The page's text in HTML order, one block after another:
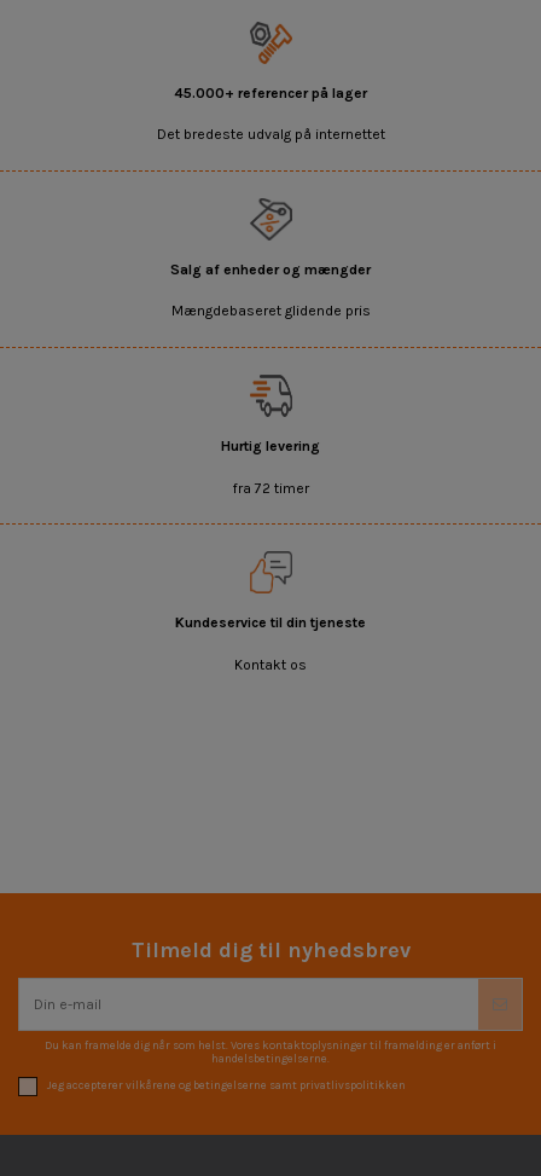
45.000+ referencer på lager
Det bredeste udvalg på internettet
Salg af enheder og mængder
Mængdebaseret glidende pris
Hurtig levering
fra 72 timer
Kundeservice til din tjeneste
Kontakt os
Tilmeld dig til nyhedsbrev
Du kan framelde dig når som helst. Vores kontaktoplysninger til framelding er anført i
handelsbetingelserne.
Jeg accepterer vilkårene og betingelserne samt privatlivspolitikken